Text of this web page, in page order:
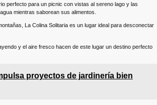
perfecto para un picnic con vistas al sereno lago y las
mientras saborean sus alimentos.
La Colina Solitaria es un lugar ideal para desconectar
y el aire fresco hacen de este lugar un destino perfecto
proyectos de jardinería bien